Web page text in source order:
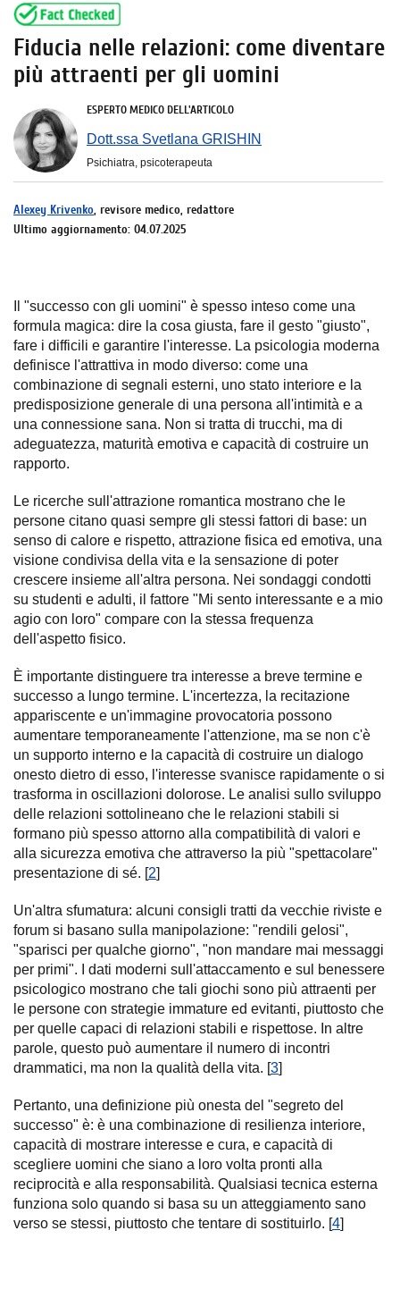
Fiducia nelle relazioni: come diventare
più attraenti per gli uomini
ESPERTO MEDICO DELL'ARTICOLO
Dott.ssa Svetlana GRISHIN
Psichiatra, psicoterapeuta
Alexey Krivenko, revisore medico, redattore
Ultimo aggiornamento: 04.07.2025
Il "successo con gli uomini" è spesso inteso come una
formula magica: dire la cosa giusta, fare il gesto "giusto",
fare i difficili e garantire l'interesse. La psicologia moderna
definisce l'attrattiva in modo diverso: come una
combinazione di segnali esterni, uno stato interiore e la
predisposizione generale di una persona all'intimità e a
una connessione sana. Non si tratta di trucchi, ma di
adeguatezza, maturità emotiva e capacità di costruire un
rapporto.
Le ricerche sull'attrazione romantica mostrano che le
persone citano quasi sempre gli stessi fattori di base: un
senso di calore e rispetto, attrazione fisica ed emotiva, una
visione condivisa della vita e la sensazione di poter
crescere insieme all'altra persona. Nei sondaggi condotti
su studenti e adulti, il fattore "Mi sento interessante e a mio
agio con loro" compare con la stessa frequenza
dell'aspetto fisico.
È importante distinguere tra interesse a breve termine e
successo a lungo termine. L'incertezza, la recitazione
appariscente e un'immagine provocatoria possono
aumentare temporaneamente l'attenzione, ma se non c'è
un supporto interno e la capacità di costruire un dialogo
onesto dietro di esso, l'interesse svanisce rapidamente o si
trasforma in oscillazioni dolorose. Le analisi sullo sviluppo
delle relazioni sottolineano che le relazioni stabili si
formano più spesso attorno alla compatibilità di valori e
alla sicurezza emotiva che attraverso la più "spettacolare"
presentazione di sé. [2]
Un'altra sfumatura: alcuni consigli tratti da vecchie riviste e
forum si basano sulla manipolazione: "rendili gelosi",
"sparisci per qualche giorno", "non mandare mai messaggi
per primi". I dati moderni sull'attaccamento e sul benessere
psicologico mostrano che tali giochi sono più attraenti per
le persone con strategie immature ed evitanti, piuttosto che
per quelle capaci di relazioni stabili e rispettose. In altre
parole, questo può aumentare il numero di incontri
drammatici, ma non la qualità della vita. [3]
Pertanto, una definizione più onesta del "segreto del
successo" è: è una combinazione di resilienza interiore,
capacità di mostrare interesse e cura, e capacità di
scegliere uomini che siano a loro volta pronti alla
reciprocità e alla responsabilità. Qualsiasi tecnica esterna
funziona solo quando si basa su un atteggiamento sano
verso se stessi, piuttosto che tentare di sostituirlo. [4]